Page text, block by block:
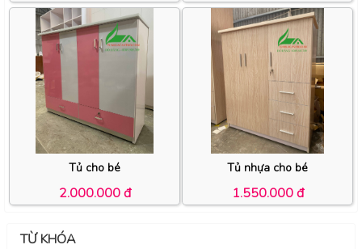
Tủ cho bé
2.000.000 đ
Tủ nhựa cho bé
1.550.000 đ
TỪ KHÓA